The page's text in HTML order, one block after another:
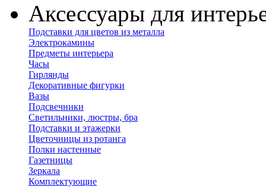
Аксессуары для
Подставки для цветов из металла
Электрокамины
Предметы интерьера
Часы
Гирлянды
Декоративные фигурки
Вазы
Подсвечники
Светильники, люстры, бра
Подставки и этажерки
Цветочницы из ротанга
Полки настенные
Газетницы
Зеркала
Комплектующие